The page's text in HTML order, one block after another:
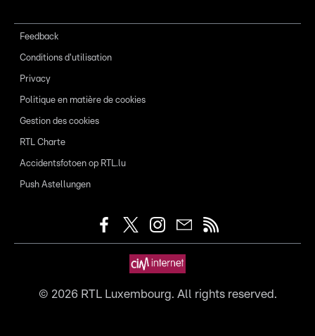
Feedback
Conditions d'utilisation
Privacy
Politique en matière de cookies
Gestion des cookies
RTL Charte
Accidentsfotoen op RTL.lu
Push Astellungen
© 2026RTL Luxembourg. All rights reserved.